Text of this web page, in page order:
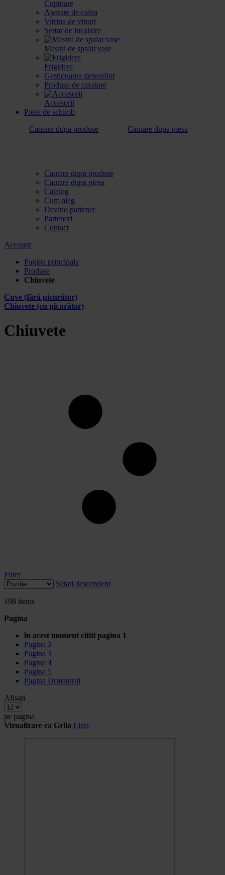
Cuptoare
Aparate de cafea
Vitrina de vinuri
Sertar de incalzire
Masini de spalat vase
Frigidere
Gestionarea deseurilor
Produse de curatare
Accesorii
Piese de schimb
Cautare dupa produse
Cautare dupa piesa
Cautare dupa produse
Cautare dupa piesa
Catalog
Cum aleg
Devino partener
Parteneri
Contact
Account
Pagina principala
Produse
Chiuvete
Cuve (fără picurător)
Chiuvete (cu picurător)
Chiuvete
Filter
Setati descendent
198 items
Pagina
în acest moment cititi pagina 1
Pagina 2
Pagina 3
Pagina 4
Pagina 5
Pagina Urmatorul
Afisati
pe pagina
Vizualizare ca Grila Lista